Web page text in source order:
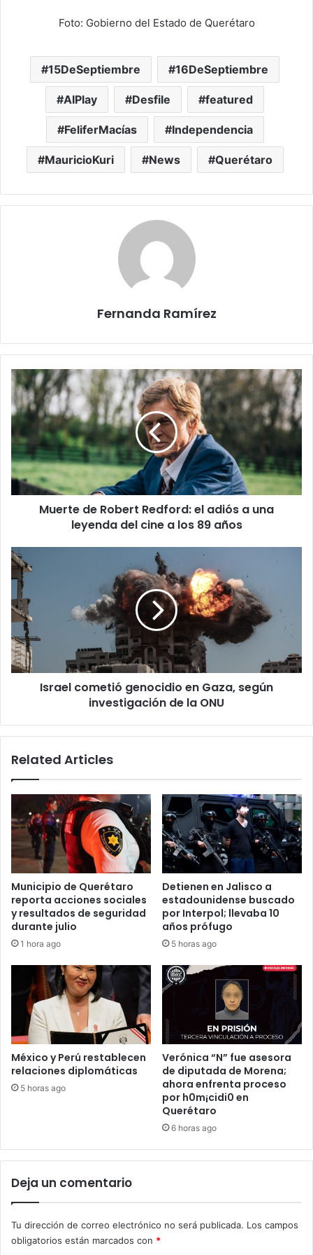
Foto: Gobierno del Estado de Querétaro
15DeSeptiembre 16DeSeptiembre
AIPlay Desfile featured
FeliferMacías Independencia
MauricioKuri News Querétaro
Fernanda Ramírez
Muerte
de
Robert
Redford:
el
a
una
leyenda
los
89
años
Muerte de Robert Redford: el adiós a una
leyenda del cine a los 89 años
Israel
cometió
genocidio
en
Gaza,
según
investigación
de
la
Israel cometió genocidio en Gaza, según
investigación de la ONU
Related Articles
Municipio de Querétaro
reporta acciones sociales
y resultados de seguridad
durante julio
1 hora ago
Detienen en Jalisco a
estadounidense buscado
por Interpol; llevaba 10
años prófugo
5 horas ago
México y Perú restablecen
relaciones diplomáticas
5 horas ago
Verónica “N” fue asesora
de diputada de Morena;
ahora enfrenta proceso
por h0m¡cidi0 en
Querétaro
6 horas ago
Deja un comentario
Tu dirección de correo electrónico no será publicada. Los campos
obligatorios están marcados con *